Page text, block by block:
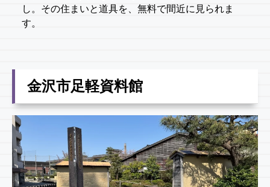
し。その住まいと道具を、無料で間近に見られま
す。
金沢市足軽資料館